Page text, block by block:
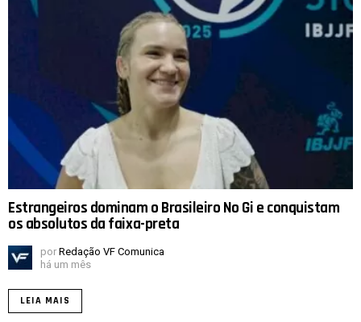
Estrangeiros dominam o Brasileiro No Gi e conquistam
os absolutos da faixa-preta
por Redação VF Comunica
há um mês
LEIA MAIS